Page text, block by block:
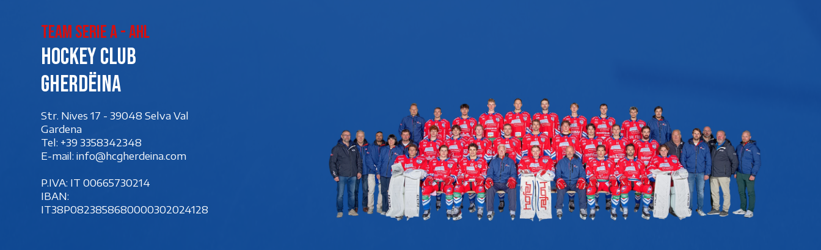
Team Serie A - AHL
Hockey club
Gherdëina
Str. Nives 17 - 39048 Selva Val
Gardena
Tel: +39 3358342348
E-mail: info@hcgherdeina.com
P.IVA: IT 00‍665730214
IBAN:
IT38P0823858680000302024128